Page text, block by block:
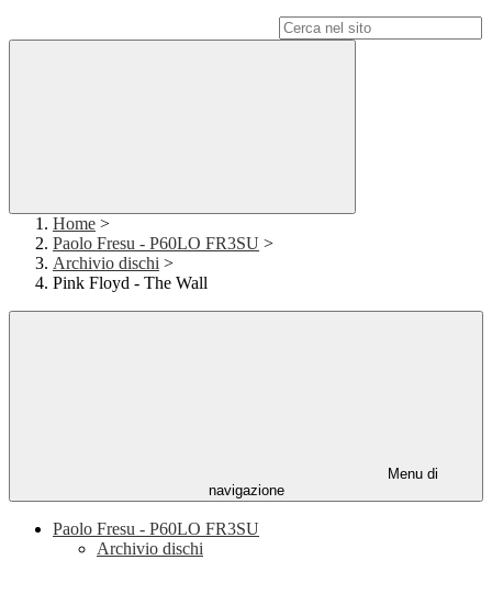
Home >
Paolo Fresu - P60LO FR3SU >
Archivio dischi >
Pink Floyd - The Wall
Menu di
navigazione
Paolo Fresu - P60LO FR3SU
Archivio dischi